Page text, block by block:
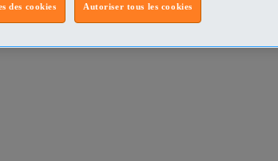
Autoriser tous les cookies
des cookies